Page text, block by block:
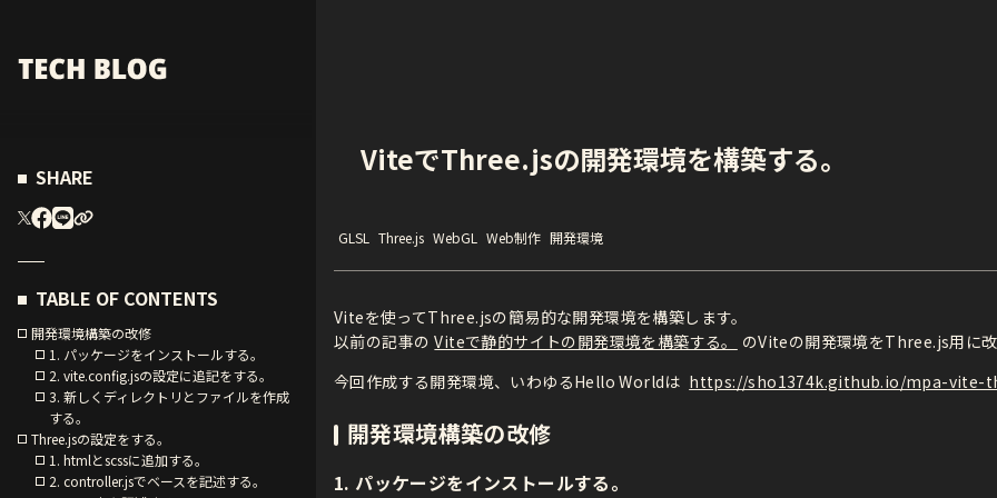
SHARE
TABLE OF CONTENTS
開発環境構築の改修
1. パッケージをインストールする。
2. vite.config.jsの設定に追記をする。
3. 新しくディレクトリとファイルを作成
する。
Three.jsの設定をする。
1. htmlとscssに追加する。
2. controller.jsでベースを記述する。
ViteでThree.jsの開発環境を構築する。
GLSL Three.js WebGL Web制作 開発環境
Viteを使ってThree.jsの簡易的な開発環境を構築します。
以前の記事の Viteで静的サイトの開発環境を構築する。
のViteの開発環境をThree.js用に
今回作成する開発環境、いわゆるHello Worldは https://sho1374k.github.io/mpa-vite-
開発環境構築の改修
1. パッケージをインストールする。